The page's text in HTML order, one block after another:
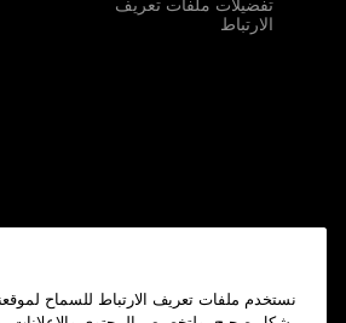
تفضيلات ملفات تعريف
الارتباط
نستخدم ملفات تعريف الارتباط للسماح